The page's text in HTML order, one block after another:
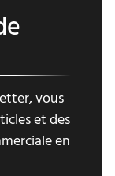
vous
et des
en